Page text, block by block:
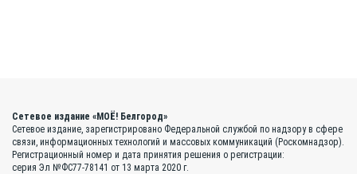
Сетевое издание «МОЁ! Белгород»
Сетевое издание, зарегистрировано Федеральной службой по надзору в сфере
связи, информационных технологий и массовых коммуникаций (Роскомнадзор).
Регистрационный номер и дата принятия решения о регистрации:
серия Эл №ФС77-78141 от 13 марта 2020 г.